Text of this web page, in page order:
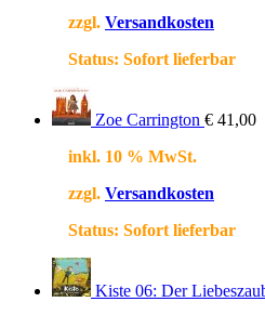
zzgl. Versandkosten
Status: Sofort lieferbar
Zoe Carrington € 41,00
inkl. 10 % MwSt.
zzgl. Versandkosten
Status: Sofort lieferbar
Kiste 06: Der